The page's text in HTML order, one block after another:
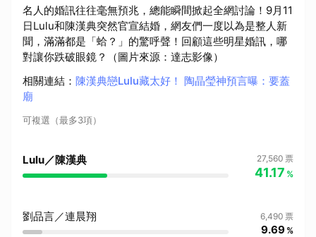
名人的婚訊往往毫無預兆，總能瞬間掀起全網討論！9月11
日Lulu和陳漢典突然官宣結婚，網友們一度以為是整人新
聞，滿滿都是「蛤？」的驚呼聲！回顧這些明星婚訊，哪
對讓你跌破眼鏡？（圖片來源：達志影像）
相關連結 ： 陳漢典戀Lulu藏太好！ 陶晶瑩神預言曝：要蓋
廟
可複選（最多3項）
Lulu／陳漢典 27,560 票
41.17 %
劉品言／連晨翔 6,490 票
9.69 %